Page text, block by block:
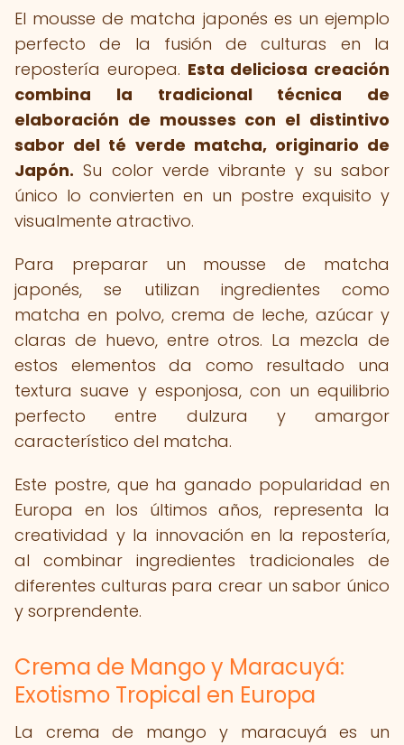
El mousse de matcha japonés es un ejemplo
perfecto de la fusión de culturas en la
repostería europea. Esta deliciosa creación
combina la tradicional técnica de
elaboración de mousses con el distintivo
sabor del té verde matcha, originario de
Japón. Su color verde vibrante y su sabor
único lo convierten en un postre exquisito y
visualmente atractivo.
Para preparar un mousse de matcha
japonés, se utilizan ingredientes como
matcha en polvo, crema de leche, azúcar y
claras de huevo, entre otros. La mezcla de
estos elementos da como resultado una
textura suave y esponjosa, con un equilibrio
perfecto entre dulzura y amargor
característico del matcha.
Este postre, que ha ganado popularidad en
Europa en los últimos años, representa la
creatividad y la innovación en la repostería,
al combinar ingredientes tradicionales de
diferentes culturas para crear un sabor único
y sorprendente.
Crema de Mango y Maracuyá:
Exotismo Tropical en Europa
La crema de mango y maracuyá es un